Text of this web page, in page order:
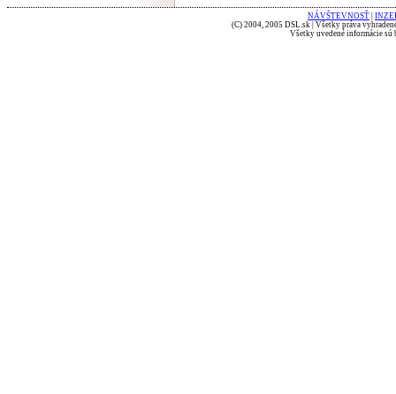
NÁVŠTEVNOSŤ
(C) 2004, 2005 DSL.sk | Všetky práva
Všetky uvedené informácie sú